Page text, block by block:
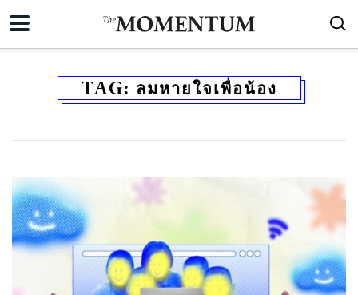
TAG: ลมหายใจเพื่อน้อง